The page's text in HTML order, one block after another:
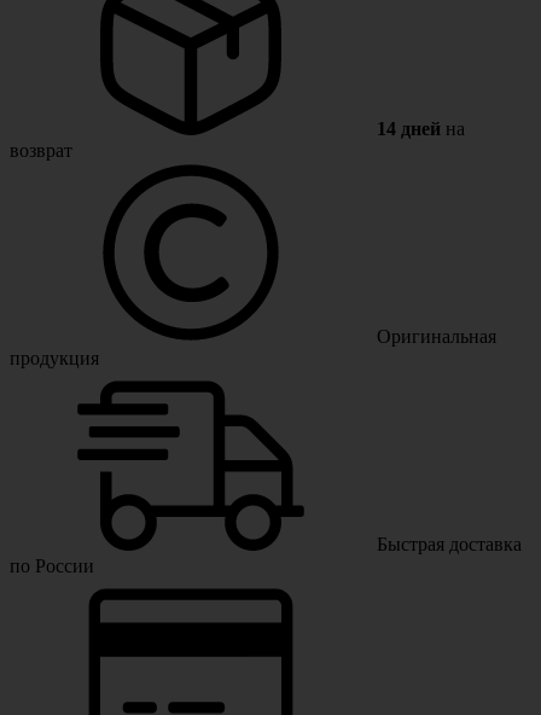
14 дней на
возврат
Оригинальная
продукция
Быстрая доставка
по России